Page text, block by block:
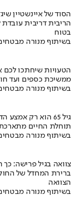
הסוד של איינשטיין
הריבית דריבית
בטוח
בשיתוף מנורה
הטעויות שיחתכו
ממשיכת כספים ועד
בשיתוף מנורה
גיל 65 הוא רק אמצע הדרך להשקעה
תוחלת החיים מתארכת
בשיתוף מנורה
צוואה בגיל פרישה: כך
ברירת המחדל של
הצוואה
בשיתוף מנורה